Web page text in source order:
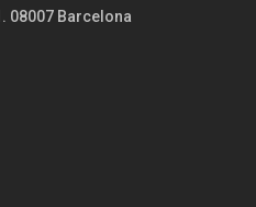
08007 Barcelona